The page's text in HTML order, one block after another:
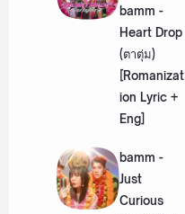
bamm -
Heart Drop
(ตาตุ่ม)
[Romanizat
ion Lyric +
Eng]
bamm -
Just
Curious